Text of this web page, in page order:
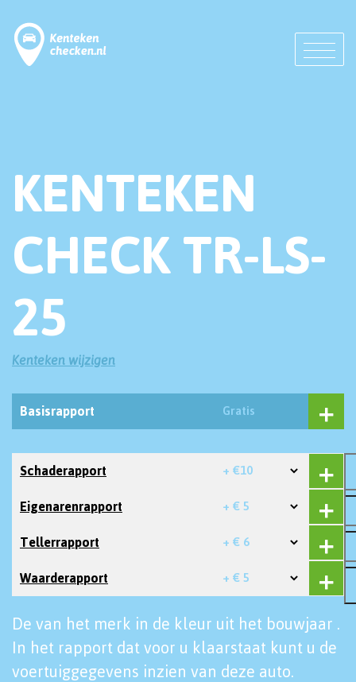
KENTEKEN
CHECK TR-LS-
25
Kenteken wijzigen
Basisrapport Gratis
Schaderapport + €10
Eigenarenrapport + € 5
Tellerrapport + € 6
Waarderapport + € 5
De van het merk in de kleur uit het bouwjaar .
In het rapport dat voor u klaarstaat kunt u de
voertuiggegevens inzien van deze auto.